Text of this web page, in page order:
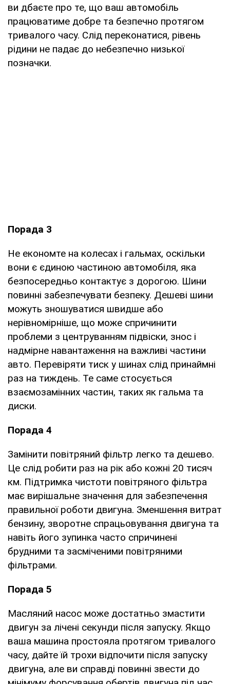
ви дбаєте про те, що ваш автомобіль
працюватиме добре та безпечно протягом
тривалого часу. Слід переконатися, рівень
рідини не падає до небезпечно низької
позначки.
Порада 3
Не економте на колесах і гальмах, оскільки
вони є єдиною частиною автомобіля, яка
безпосередньо контактує з дорогою. Шини
повинні забезпечувати безпеку. Дешеві шини
можуть зношуватися швидше або
нерівномірніше, що може спричинити
проблеми з центруванням підвіски, знос і
надмірне навантаження на важливі частини
авто. Перевіряти тиск у шинах слід принаймні
раз на тиждень. Те саме стосується
взаємозамінних частин, таких як гальма та
диски.
Порада 4
Замінити повітряний фільтр легко та дешево.
Це слід робити раз на рік або кожні 20 тисяч
км. Підтримка чистоти повітряного фільтра
має вирішальне значення для забезпечення
правильної роботи двигуна. Зменшення витрат
бензину, зворотне спрацьовування двигуна та
навіть його зупинка часто спричинені
брудними та засміченими повітряними
фільтрами.
Порада 5
Масляний насос може достатньо змастити
двигун за лічені секунди після запуску. Якщо
ваша машина простояла протягом тривалого
часу, дайте їй трохи відпочити після запуску
двигуна, але ви справді повинні звести до